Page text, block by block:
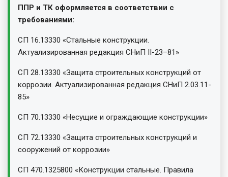
ППР и ТК оформляется в соответствии с
требованиями:
СП 16.13330 «Стальные конструкции.
Актуализированная редакция СНиП II-23–81»
СП 28.13330 «Защита строительных конструкций от
коррозии. Актуализированная редакция СНиП 2.03.11-
85»
СП 70.13330 «Несущие и ограждающие конструкции»
СП 72.13330 «Защита строительных конструкций и
сооружений от коррозии»
СП 470.1325800 «Конструкции стальные. Правила